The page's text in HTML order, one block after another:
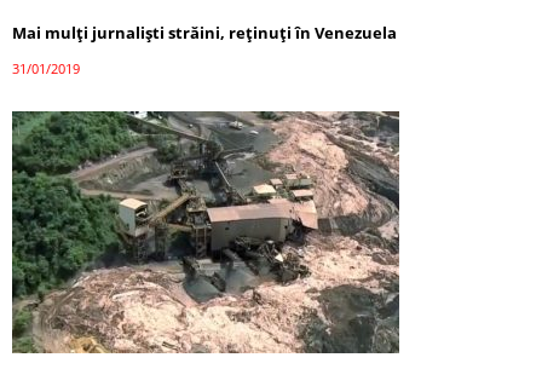
Mai mulţi jurnalişti străini, reţinuţi în Venezuela
31/01/2019